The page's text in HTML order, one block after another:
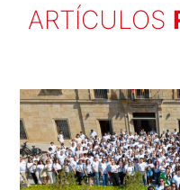
ARTÍCULOS